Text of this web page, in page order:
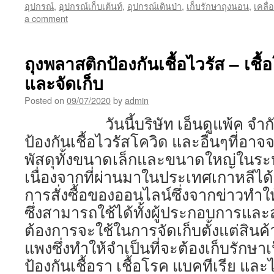
อุปกรณ์, อุปกรณ์เก็บเต้นท์, อุปกรณ์เดินป่า, เก็บรักษาถุงนอน, เคลื่
a comment
ถุงพลาสติกป้องกันเชื้อไวรัส – เชื้
และจัดเก็บ
Posted on 09/07/2020byadmin
วันนี้บริษัท เอ็นดูแพ้ค จำกัด
ป้องกันเชื้อไวรัสโควิด และอื่นๆที่อา
พัสดุทั้งขนาดเล็กและขนาดใหญ่ในระ
เนื่องจากที่ผ่านมาในประเทศเกาหลี
การสั่งซื้อของออนไลน์ซึ่งจากข่าวทำ
ซึ่งสามารถใช้ได้ทั้งผู้ประกอบการแล
ต้องการจะใช้ในการจัดเก็บตั้งแต่สิน
แพงซึ่งทำให้จำเป็นที่จะต้องเก็บรักษา
ป้องกันเชื้อรา เชื้อโรค แบคที